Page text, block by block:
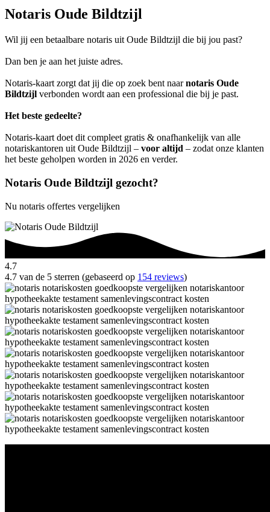
Notaris Oude Bildtzijl
Wil jij een betaalbare notaris uit Oude Bildtzijl die bij jou past?
Dan ben je aan het juiste adres.
Notaris-kaart zorgt dat jij die op zoek bent naarnotaris Oude
Bildtzijl verbonden wordt aan een professional die bij je past.
Het beste gedeelte?
Notaris-kaart doet dit compleet gratis & onafhankelijk van alle
notariskantoren uit Oude Bildtzijl – voor altijd – zodat onze klanten
het beste geholpen worden in 2026 en verder.
Notaris Oude Bildtzijl gezocht?
Nu notaris offertes vergelijken
4.7
4.7 van de 5 sterren (gebaseerd op 154 reviews)